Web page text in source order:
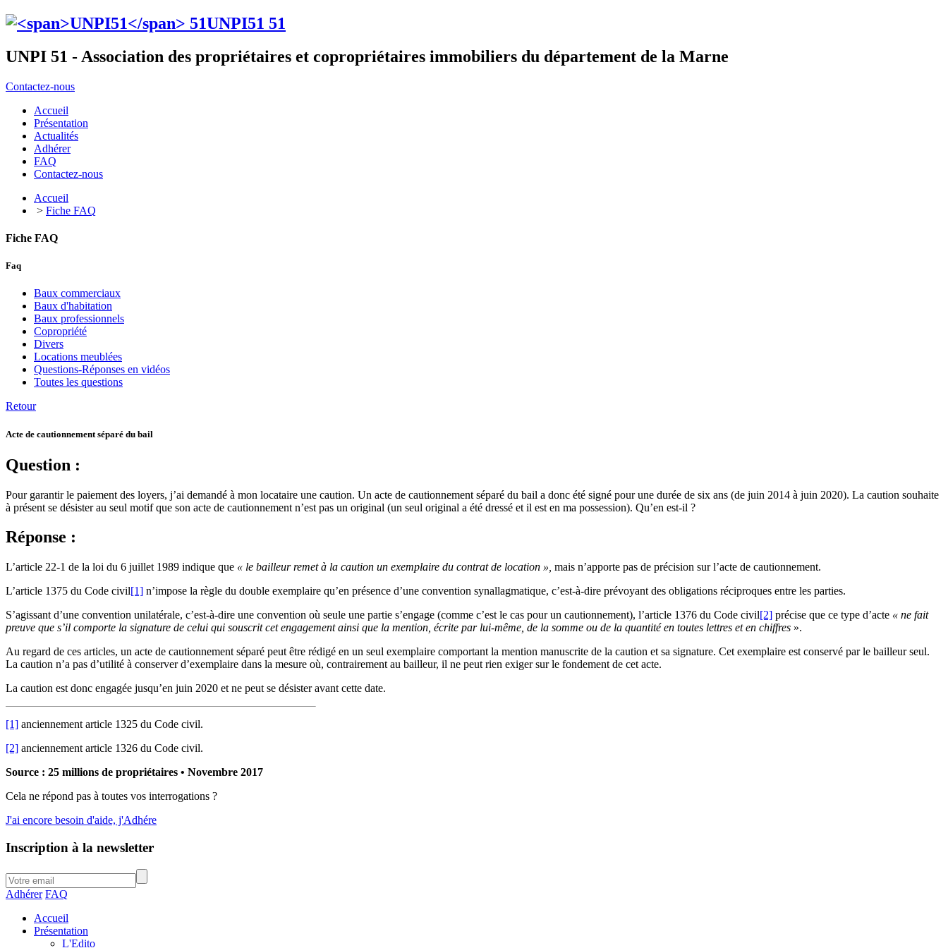
UNPI51 51
UNPI 51 - Association des propriétaires et copropriétaires immobiliers du département de la Marne
Contactez-nous
Accueil
Présentation
Actualités
Adhérer
FAQ
Contactez-nous
Accueil
> Fiche FAQ
Fiche FAQ
Faq
Baux commerciaux
Baux d'habitation
Baux professionnels
Copropriété
Divers
Locations meublées
Questions-Réponses en vidéos
Toutes les questions
Retour
Acte de cautionnement séparé du bail
Question :
Pour garantir le paiement des loyers, j’ai demandé à mon locataire une caution. Un acte de cautionnement séparé du bail a donc été signé pour une durée de six ans (de juin 2014 à juin 2020). La caution souhaite
à présent se désister au seul motif que son acte de cautionnement n’est pas un original (un seul original a été dressé et il est en ma possession). Qu’en est-il ?
Réponse :
L’article 22-1 de la loi du 6 juillet 1989 indique que « le bailleur remet à la caution un exemplaire du contrat de location », mais n’apporte pas de précision sur l’acte de cautionnement.
L’article 1375 du Code civil[1] n’impose la règle du double exemplaire qu’en présence d’une convention synallagmatique, c’est-à-dire prévoyant des obligations réciproques entre les parties.
S’agissant d’une convention unilatérale, c’est-à-dire une convention où seule une partie s’engage (comme c’est le cas pour un cautionnement), l’article 1376 du Code civil[2] précise que ce type d’acte « ne fait
preuve que s’il comporte la signature de celui qui souscrit cet engagement ainsi que la mention, écrite par lui-même, de la somme ou de la quantité en toutes lettres et en chiffres ».
Au regard de ces articles, un acte de cautionnement séparé peut être rédigé en un seul exemplaire comportant la mention manuscrite de la caution et sa signature. Cet exemplaire est conservé par le bailleur seul.
La caution n’a pas d’utilité à conserver d’exemplaire dans la mesure où, contrairement au bailleur, il ne peut rien exiger sur le fondement de cet acte.
La caution est donc engagée jusqu’en juin 2020 et ne peut se désister avant cette date.
[1] anciennement article 1325 du Code civil.
[2] anciennement article 1326 du Code civil.
Source : 25 millions de propriétaires • Novembre 2017
Cela ne répond pas à toutes vos interrogations ?
J'ai encore besoin d'aide, j'Adhére
Inscription à la newsletter
Adhérer FAQ
Accueil
Présentation
L'Edito